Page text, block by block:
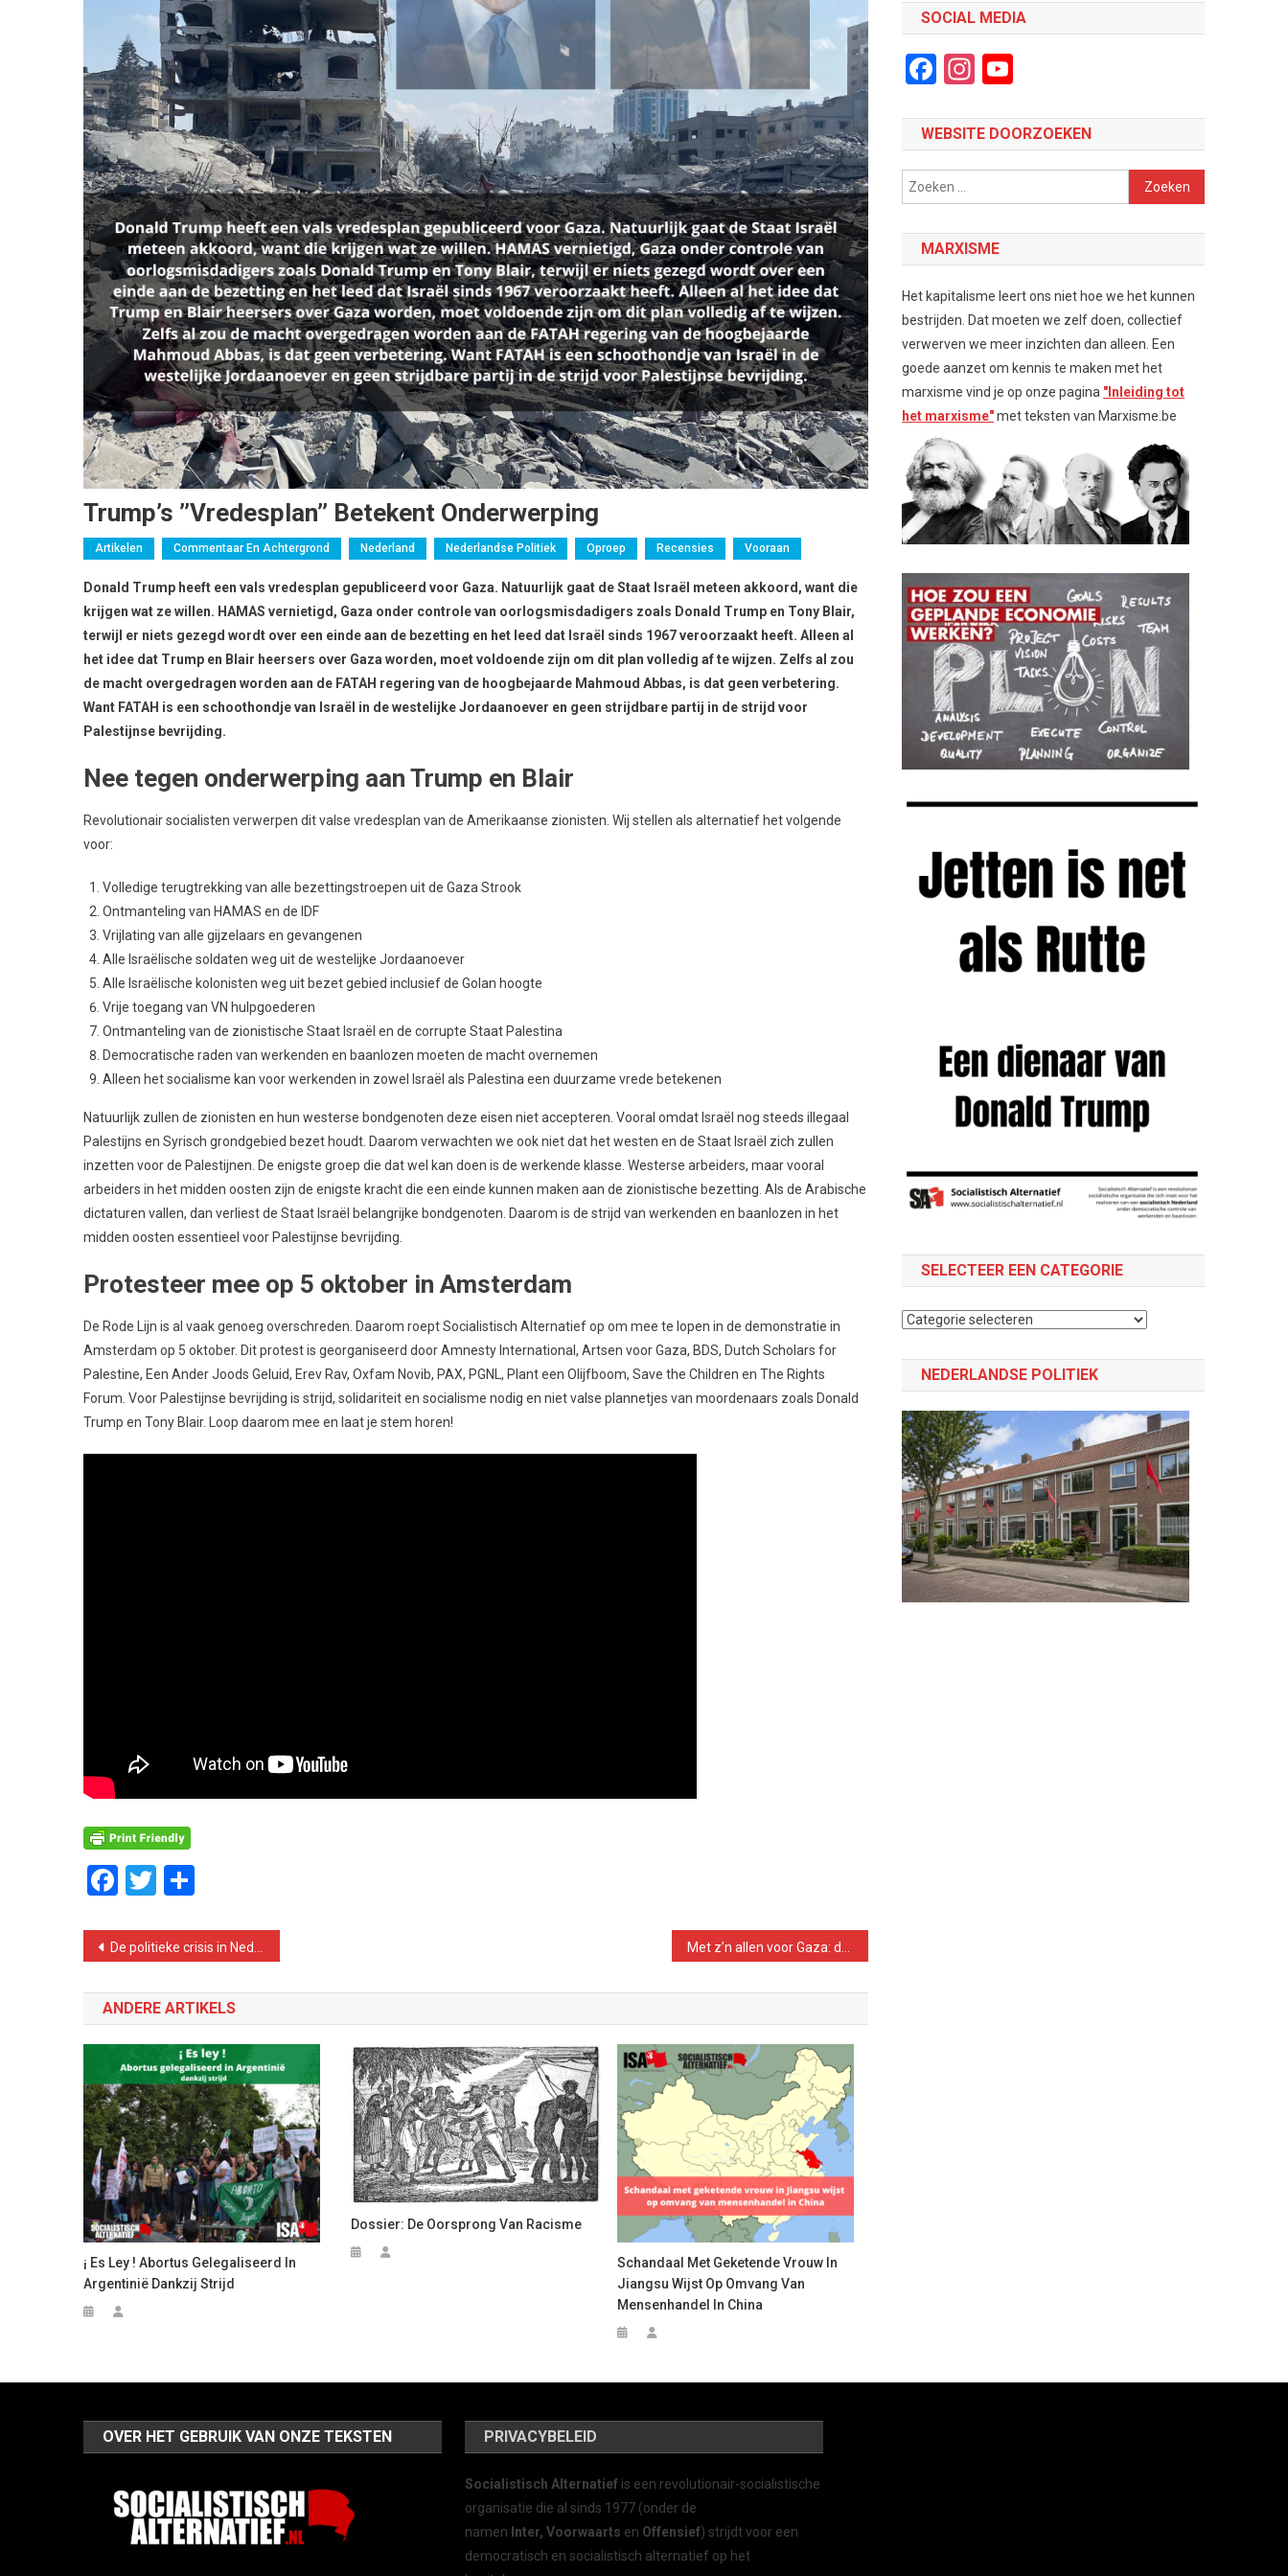
Trump’s ’’vredesplan’’ Betekent Onderwerping
Artikelen Commentaar En Achtergrond Nederland Nederlandse Politiek Oproep Recensies Vooraan
Donald Trump heeft een vals vredesplan gepubliceerd voor Gaza. Natuurlijk gaat de Staat Israël meteen akkoord, want die
krijgen wat ze willen. HAMAS vernietigd, Gaza onder controle van oorlogsmisdadigers zoals Donald Trump en Tony Blair,
terwijl er niets gezegd wordt over een einde aan de bezetting en het leed dat Israël sinds 1967 veroorzaakt heeft. Alleen al
het idee dat Trump en Blair heersers over Gaza worden, moet voldoende zijn om dit plan volledig af te wijzen. Zelfs al zou
de macht overgedragen worden aan de FATAH regering van de hoogbejaarde Mahmoud Abbas, is dat geen verbetering.
Want FATAH is een schoothondje van Israël in de westelijke Jordaanoever en geen strijdbare partij in de strijd voor
Palestijnse bevrijding.
Nee tegen onderwerping aan Trump en Blair
Revolutionair socialisten verwerpen dit valse vredesplan van de Amerikaanse zionisten. Wij stellen als alternatief het volgende
voor:
Volledige terugtrekking van alle bezettingstroepen uit de Gaza Strook
Ontmanteling van HAMAS en de IDF
Vrijlating van alle gijzelaars en gevangenen
Alle Israëlische soldaten weg uit de westelijke Jordaanoever
Alle Israëlische kolonisten weg uit bezet gebied inclusief de Golan hoogte
Vrije toegang van VN hulpgoederen
Ontmanteling van de zionistische Staat Israël en de corrupte Staat Palestina
Democratische raden van werkenden en baanlozen moeten de macht overnemen
Alleen het socialisme kan voor werkenden in zowel Israël als Palestina een duurzame vrede betekenen
Natuurlijk zullen de zionisten en hun westerse bondgenoten deze eisen niet accepteren. Vooral omdat Israël nog steeds illegaal
Palestijns en Syrisch grondgebied bezet houdt. Daarom verwachten we ook niet dat het westen en de Staat Israël zich zullen
inzetten voor de Palestijnen. De enigste groep die dat wel kan doen is de werkende klasse. Westerse arbeiders, maar vooral
arbeiders in het midden oosten zijn de enigste kracht die een einde kunnen maken aan de zionistische bezetting. Als de Arabische
dictaturen vallen, dan verliest de Staat Israël belangrijke bondgenoten. Daarom is de strijd van werkenden en baanlozen in het
midden oosten essentieel voor Palestijnse bevrijding.
Protesteer mee op 5 oktober in Amsterdam
De Rode Lijn is al vaak genoeg overschreden. Daarom roept Socialistisch Alternatief op om mee te lopen in de demonstratie in
Amsterdam op 5 oktober. Dit protest is georganiseerd door Amnesty International, Artsen voor Gaza, BDS, Dutch Scholars for
Palestine, Een Ander Joods Geluid, Erev Rav, Oxfam Novib, PAX, PGNL, Plant een Olijfboom, Save the Children en The Rights
Forum. Voor Palestijnse bevrijding is strijd, solidariteit en socialisme nodig en niet valse plannetjes van moordenaars zoals Donald
Trump en Tony Blair. Loop daarom mee en laat je stem horen!
Facebook
Twitter
Bericht
navigatie
De politieke crisis in Nederland
ANDERE ARTIKELS
¡ Es Ley ! Abortus Gelegaliseerd In
Argentinië Dankzij Strijd
Dossier: De Oorsprong Van Racisme
Schandaal Met Geketende Vrouw In
Jiangsu Wijst Op Omvang Van
Mensenhandel In China
SOCIAL MEDIA
Facebook
Instagram
WEBSITE DOORZOEKEN
Zoeken
naar:
MARXISME
Het kapitalisme leert ons niet hoe we het kunnen
bestrijden. Dat moeten we zelf doen, collectief
verwerven we meer inzichten dan alleen. Een
goede aanzet om kennis te maken met het
marxisme vind je op onze pagina "Inleiding tot
het marxisme"met teksten van Marxisme.be
SELECTEER EEN CATEGORIE
Selecteer
categorie
NEDERLANDSE POLITIEK
OVER HET GEBRUIK VAN ONZE TEKSTEN PRIVACYBELEID
Socialistisch Alternatief is een revolutionair-socialistische
organisatie die al sinds 1977 (onder de
namen Inter, Voorwaarts en Offensief) strijdt voor een
democratisch en socialistisch alternatief op het